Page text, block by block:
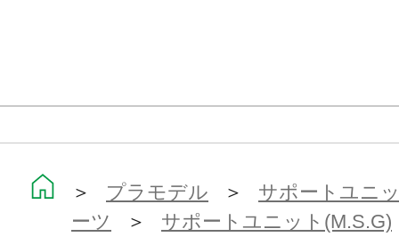
＞ プラモデル ＞ サポートユニ
ーツ
＞ サポートユニット(M.S.G)